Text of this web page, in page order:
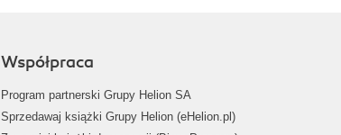
Współpraca
Program partnerski Grupy Helion SA
Sprzedawaj książki Grupy Helion (eHelion.pl)